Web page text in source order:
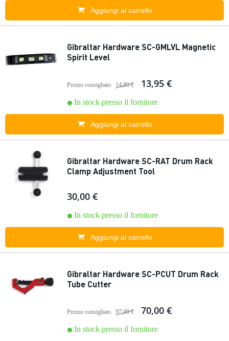
Aggiungi al carrello
Gibraltar Hardware SC-GMLVL Magnetic
Spirit Level
Prezzo consigliato 14,80 € 13,95 €
In stock presso il fornitore
Aggiungi al carrello
Gibraltar Hardware SC-RAT Drum Rack
Clamp Adjustment Tool
30,00 €
In stock presso il fornitore
Aggiungi al carrello
Gibraltar Hardware SC-PCUT Drum Rack
Tube Cutter
Prezzo consigliato 97,00 € 70,00 €
In stock presso il fornitore